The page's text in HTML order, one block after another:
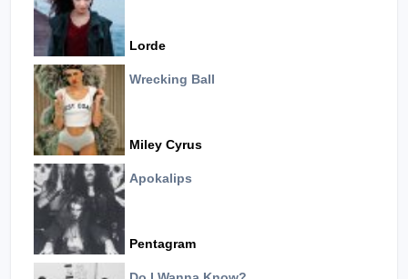
Lorde
Wrecking Ball
Miley Cyrus
Apokalips
Pentagram